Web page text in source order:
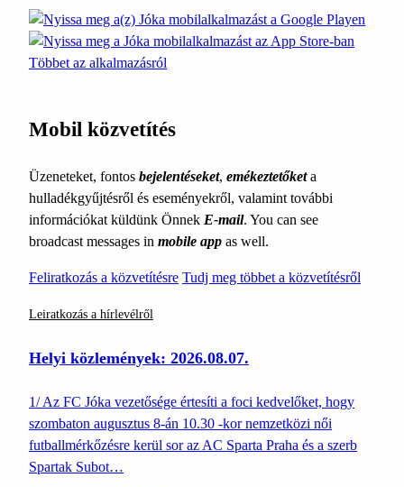
Többet az alkalmazásról
Mobil közvetítés
Üzeneteket, fontos bejelentéseket, emékeztetőketa
hulladékgyűjtésről és eseményekről, valamint további
információkat küldünk Önnek E-mail. You can see
broadcast messages in mobile app as well.
Feliratkozás a közvetítésre Tudj meg többet a közvetítésről
Leiratkozás a hírlevélről
Helyi közlemények: 2026.08.07.
1/ Az FC Jóka vezetősége értesíti a foci kedvelőket, hogy
szombaton augusztus 8-án 10.30 -kor nemzetközi női
futballmérkőzésre kerül sor az AC Sparta Praha és a szerb
Spartak Subot…